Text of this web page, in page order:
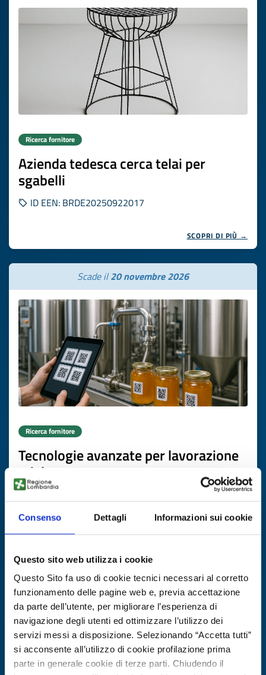
Consenso Dettagli Informazioni sui cookie
Questo sito web utilizza i cookie
Questo Sito fa uso di cookie tecnici necessari al corretto
funzionamento delle pagine web e, previa accettazione
da parte dell’utente, per migliorare l’esperienza di
navigazione degli utenti ed ottimizzare l’utilizzo dei
servizi messi a disposizione. Selezionando “Accetta tutti”
si acconsente all’utilizzo di cookie profilazione prima
parte in generale cookie di terze parti. Chiudendo il
Ricerca fornitore
Azienda tedesca cerca telai per
sgabelli
ID EEN: BRDE20250922017
SCOPRI DI PIÙ →
Scade il20 novembre 2026
Ricerca fornitore
Tecnologie avanzate per lavorazione
miele
ID EEN: BRBG20251107009